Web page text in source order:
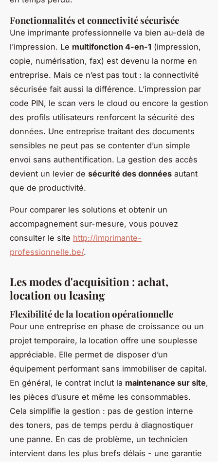
Fonctionnalités et connectivité sécurisée
Une imprimante professionnelle va bien au-delà de
l’impression. Le multifonction 4-en-1 (impression,
copie, numérisation, fax) est devenu la norme en
entreprise. Mais ce n’est pas tout : la connectivité
sécurisée fait aussi la différence. L’impression par
code PIN, le scan vers le cloud ou encore la gestion
des profils utilisateurs renforcent la sécurité des
données. Une entreprise traitant des documents
sensibles ne peut pas se contenter d’un simple
envoi sans authentification. La gestion des accès
devient un levier de sécurité des données autant
que de productivité.
Pour comparer les solutions et obtenir un
accompagnement sur-mesure, vous pouvez
consulter le site http://imprimante-
professionnelle.be/.
Les modes d'acquisition : achat,
location ou leasing
Flexibilité de la location opérationnelle
Pour une entreprise en phase de croissance ou un
projet temporaire, la location offre une souplesse
appréciable. Elle permet de disposer d’un
équipement performant sans immobiliser de capital.
En général, le contrat inclut la maintenance sur site,
les pièces d’usure et même les consommables.
Cela simplifie la gestion : pas de gestion interne
des toners, pas de temps perdu à diagnostiquer
une panne. En cas de problème, un technicien
intervient dans les plus brefs délais - une garantie